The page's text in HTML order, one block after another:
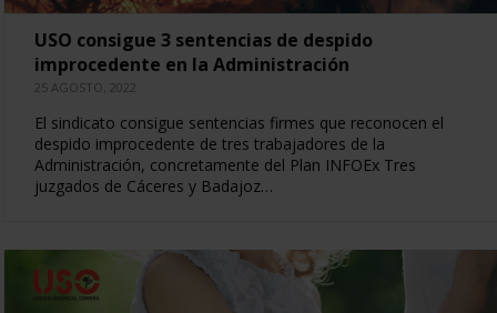
USO consigue 3 sentencias de despido
improcedente en la Administración
25 AGOSTO, 2022
El sindicato consigue sentencias firmes que reconocen el
despido improcedente de tres trabajadores de la
Administración, concretamente del Plan INFOEx Tres
juzgados de Cáceres y Badajoz…